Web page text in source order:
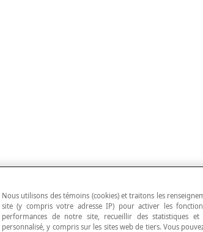
Nous utilisons des témoins (cookies) et traitons les
site (y compris votre adresse IP) pour activer les
performances de notre site, recueillir des statistiques
personnalisé, y compris sur les sites web de tiers. Vous